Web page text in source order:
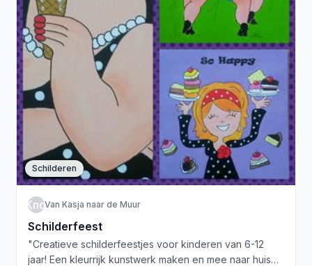
Schilderen
VKndMVan Kasja naar de Muur
Schilderfeest
"Creatieve schilderfeestjes voor kinderen van 6-12
jaar! Een kleurrijk kunstwerk maken en mee naar huis